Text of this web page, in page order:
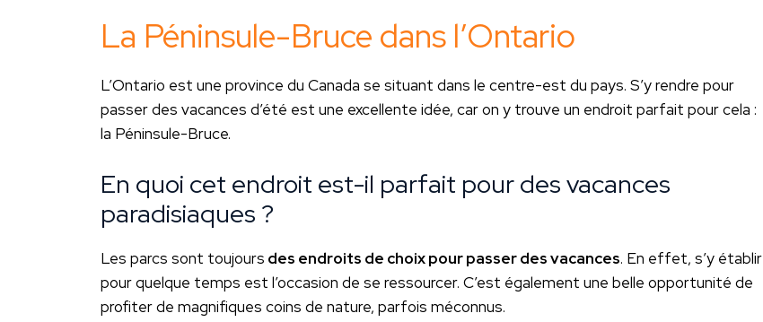
La Péninsule-Bruce dans l’Ontario
L’Ontario est une province du Canada se situant dans le centre-est du pays. S’y rendre pour
passer des vacances d’été est une excellente idée, car on y trouve un endroit parfait pour cela :
la Péninsule-Bruce.
En quoi cet endroit est-il parfait pour des vacances
paradisiaques ?
Les parcs sont toujours des endroits de choix pour passer des vacances. En effet, s’y établir
pour quelque temps est l’occasion de se ressourcer. C’est également une belle opportunité de
profiter de magnifiques coins de nature, parfois méconnus.